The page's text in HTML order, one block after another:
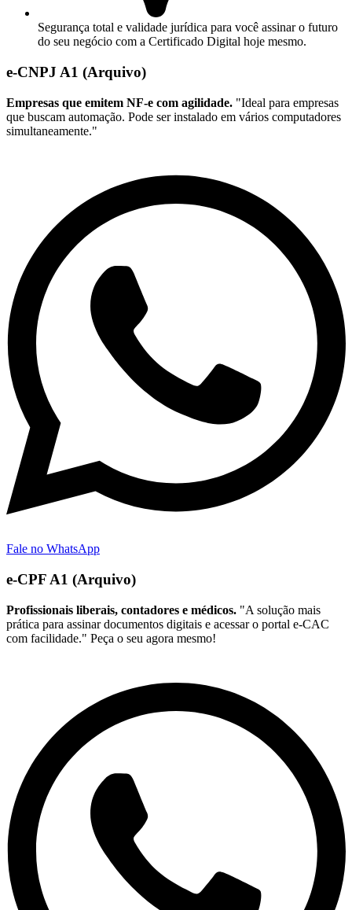
Segurança total e validade jurídica para você assinar o futuro
do seu negócio com a Certificado Digital hoje mesmo.
e-CNPJ A1 (Arquivo)
Empresas que emitem NF-e com agilidade. "Ideal para empresas
que buscam automação. Pode ser instalado em vários computadores
simultaneamente."
Fale no WhatsApp
e-CPF A1 (Arquivo)
Profissionais liberais, contadores e médicos. "A solução mais
prática para assinar documentos digitais e acessar o portal e-CAC
com facilidade." Peça o seu agora mesmo!